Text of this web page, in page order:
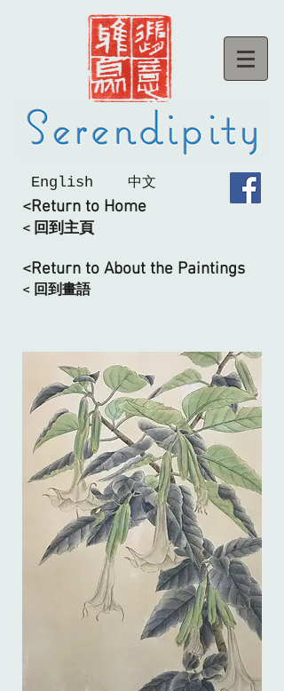
English 中文
<Return to Home
< 回到主頁
<Return to About the Paintings
< 回到畫語